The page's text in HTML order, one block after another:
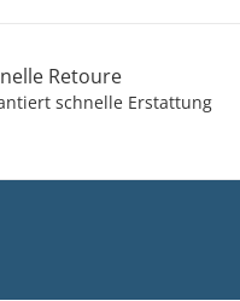
Retoure
schnelle Erstattung